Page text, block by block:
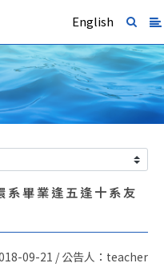
English
畢業逢五逢十系友
09-21 / 公告人：teacher